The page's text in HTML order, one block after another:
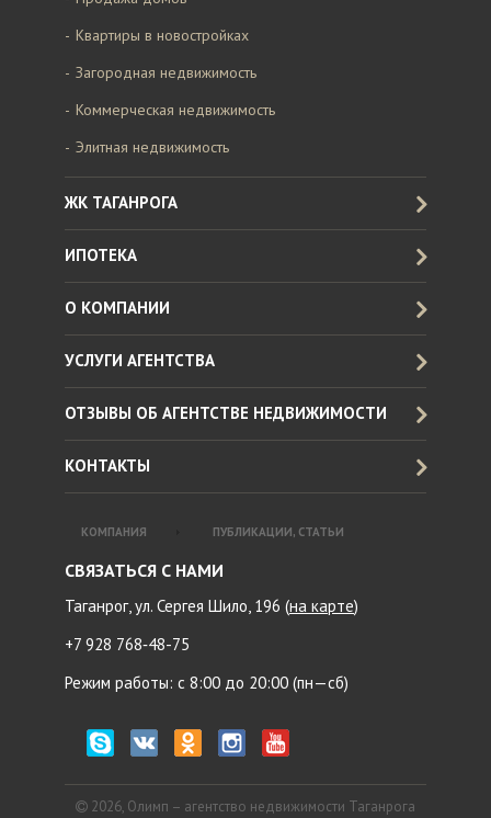
Квартиры в новостройках
Загородная недвижимость
Коммерческая недвижимость
Элитная недвижимость
ЖК ТАГАНРОГА
ИПОТЕКА
О КОМПАНИИ
УСЛУГИ АГЕНТСТВА
ОТЗЫВЫ ОБ АГЕНТСТВЕ НЕДВИЖИМОСТИ
КОНТАКТЫ
КОМПАНИЯ ПУБЛИКАЦИИ, СТАТЬИ
СВЯЗАТЬСЯ С НАМИ
Таганрог, ул. Сергея Шило, 196 (на карте)
+7 928 768‑48-75
Режим работы: с 8:00 до 20:00 (пн—сб)
2026, Олимп – агентство недвижимости Таганрога